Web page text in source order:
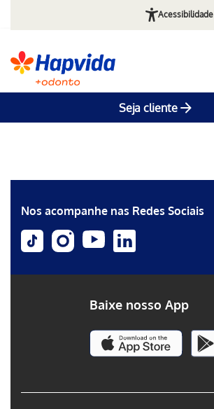
Acessibilidade
Seja cliente
Nos acompanhe nas Redes Sociais
Baixe nosso App